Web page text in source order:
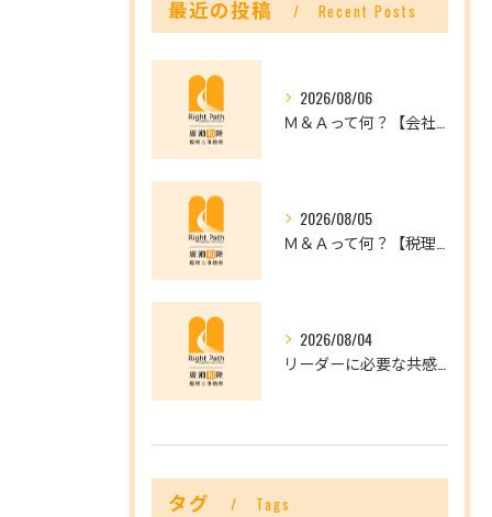
最近の投稿 Recent Posts
2026/08/06
2026/08/05
2026/08/04
タグ Tags